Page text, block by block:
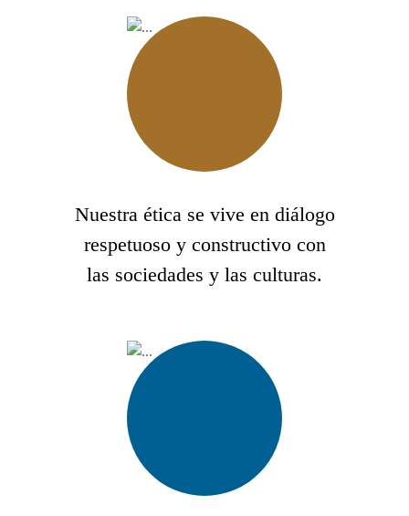
Nuestra ética se vive en diálogo
respetuoso y constructivo con
las sociedades y las culturas.